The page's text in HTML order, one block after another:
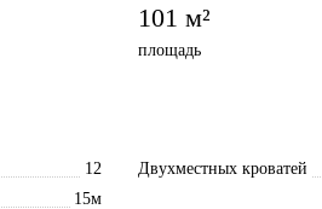
101 м²
площадь
12 Двухместных кроватей
15м